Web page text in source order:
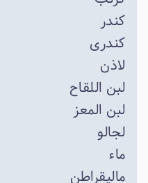
کندر
کندری
لاذن
لبن اللقاح
لبن المعز
لجالو
ماء
مالیقراطن